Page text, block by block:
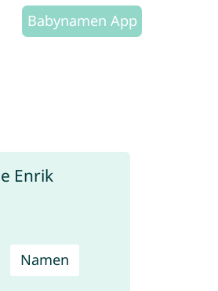
Babynamen App
Namen